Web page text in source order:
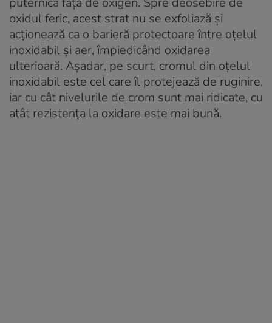
oxidul feric, acest strat nu se exfoliază și
acționează ca o barieră protectoare între oțelul
inoxidabil și aer, împiedicând oxidarea
ulterioară. Așadar, pe scurt, cromul din oțelul
inoxidabil este cel care îl protejează de ruginire,
iar cu cât nivelurile de crom sunt mai ridicate, cu
atât rezistența la oxidare este mai bună.